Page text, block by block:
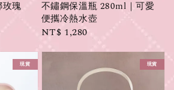
瑰
不鏽鋼保溫瓶 280ml｜可愛
便攜冷熱水壺
Regular
NT$ 1,280
現貨 現貨